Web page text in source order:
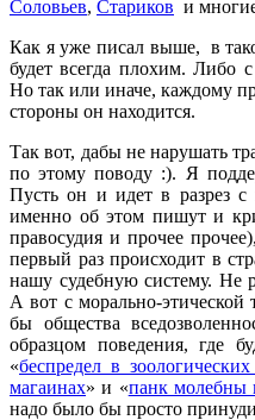
Соловьев, Стариков и
Как я уже писал выше, в
будет всегда плохим. Либо
Но так или иначе, каждому
стороны он находится.
Так вот, дабы не нарушать
по этому поводу :). Я
Пусть он и идет в разрез с
именно об этом пишут и
правосудия и прочее
первый раз происходит в
нашу судебную систему. Не
А вот с морально-
бы общества
образцом поведения, где
«беспредел в
магаинах» и «панк молебны
надо было бы просто